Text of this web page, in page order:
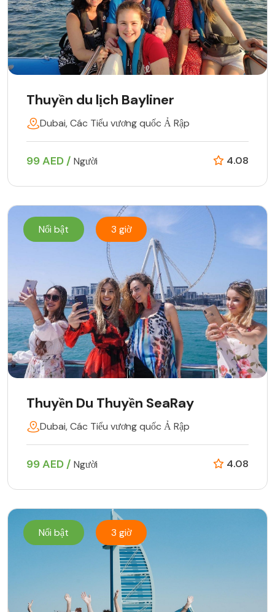
Thuyền du lịch Bayliner
Dubai, Các Tiểu vương quốc Ả Rập
99 AED / Người 4.08
Nổi bật 3 giờ
Thuyền Du Thuyền SeaRay
Dubai, Các Tiểu vương quốc Ả Rập
99 AED / Người 4.08
Nổi bật 3 giờ